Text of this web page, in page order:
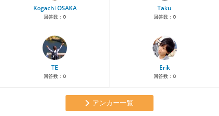
Kogachi OSAKA
回答数： 0
Taku
回答数： 0
TE
回答数： 0
Erik
回答数： 0
アンカー一覧